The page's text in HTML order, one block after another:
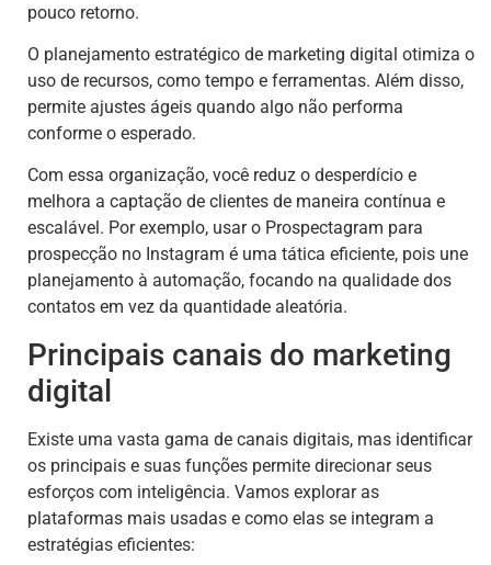
pouco retorno.
O planejamento estratégico de marketing digital otimiza o
uso de recursos, como tempo e ferramentas. Além disso,
permite ajustes ágeis quando algo não performa
conforme o esperado.
Com essa organização, você reduz o desperdício e
melhora a captação de clientes de maneira contínua e
escalável. Por exemplo, usar o Prospectagram para
prospecção no Instagram é uma tática eficiente, pois une
planejamento à automação, focando na qualidade dos
contatos em vez da quantidade aleatória.
Principais canais do marketing
digital
Existe uma vasta gama de canais digitais, mas identificar
os principais e suas funções permite direcionar seus
esforços com inteligência. Vamos explorar as
plataformas mais usadas e como elas se integram a
estratégias eficientes: